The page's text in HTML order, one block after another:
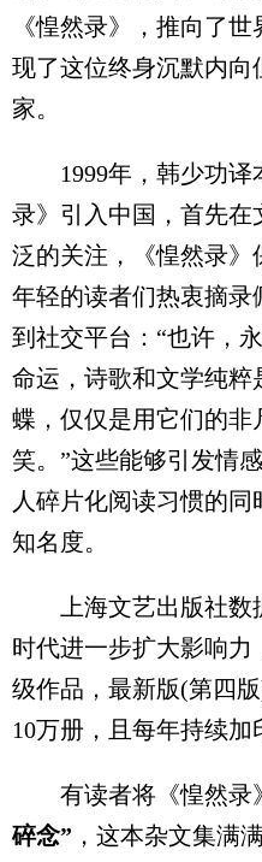
《惶然录》，推向了
现了这位终身沉默内
家。
1999年，韩少功译
录》引入中国，首先
泛的关注，《惶然录》
年轻的读者们热衷摘
到社交平台：“也许，
命运，诗歌和文学纯粹
蝶，仅仅是用它们的
笑。”这些能够引发情
人碎片化阅读习惯的
知名度。
上海文艺出版社数
时代进一步扩大影响力
级作品，最新版(第四
10万册，且每年持续加
有读者将《惶然录
碎念” ，这本杂文集满